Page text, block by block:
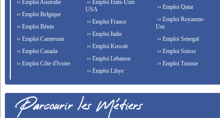
›› Emploi Australie
›› Emploi Belgique
›› Emploi Bénin
›› Emploi Cameroun
›› Emploi Canada
›› Emploi Côte d'Ivoire
›› Emploi États-Unis
USA
›› Emploi France
›› Emploi Italie
›› Emploi Kuwait
›› Emploi Lebanon
›› Emploi Libye
›› Emploi Qatar
›› Emploi Royaume-
Uni
›› Emploi Senegal
›› Emploi Suisse
›› Emploi Tunisie